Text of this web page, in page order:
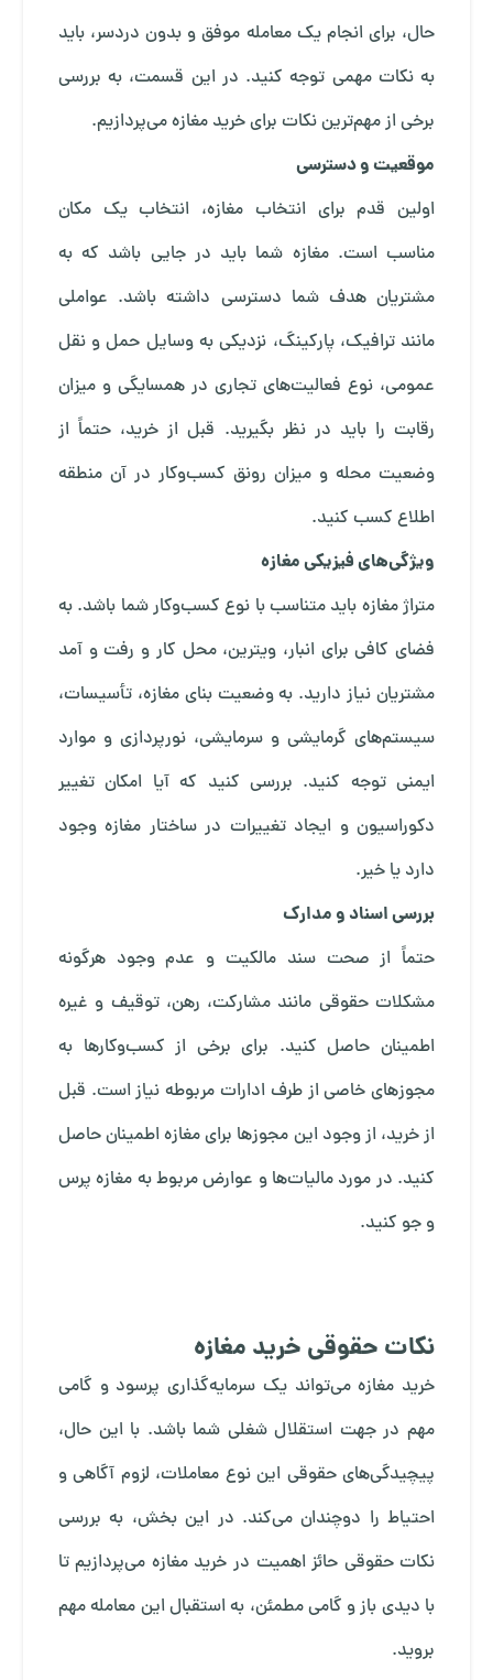
حال، برای انجام یک معامله موفق و بدون دردسر، باید
به نکات مهمی توجه کنید. در این قسمت، به بررسی
برخی از مهم‌ترین نکات برای خرید مغازه می‌پردازیم.
موقعیت و دسترسی
اولین قدم برای انتخاب مغازه، انتخاب یک مکان
مناسب است. مغازه شما باید در جایی باشد که به
مشتریان هدف شما دسترسی داشته باشد. عواملی
مانند ترافیک، پارکینگ، نزدیکی به وسایل حمل و نقل
عمومی، نوع فعالیت‌های تجاری در همسایگی و میزان
رقابت را باید در نظر بگیرید. قبل از خرید، حتماً از
وضعیت محله و میزان رونق کسب‌وکار در آن منطقه
اطلاع کسب کنید.
ویژگی‌های فیزیکی مغازه
متراژ مغازه باید متناسب با نوع کسب‌وکار شما باشد. به
فضای کافی برای انبار، ویترین، محل کار و رفت و آمد
مشتریان نیاز دارید. به وضعیت بنای مغازه، تأسیسات،
سیستم‌های گرمایشی و سرمایشی، نورپردازی و موارد
ایمنی توجه کنید. بررسی کنید که آیا امکان تغییر
دکوراسیون و ایجاد تغییرات در ساختار مغازه وجود
دارد یا خیر.
بررسی اسناد و مدارک
حتماً از صحت سند مالکیت و عدم وجود هرگونه
مشکلات حقوقی مانند مشارکت، رهن، توقیف و غیره
اطمینان حاصل کنید. برای برخی از کسب‌وکارها به
مجوزهای خاصی از طرف ادارات مربوطه نیاز است. قبل
از خرید، از وجود این مجوزها برای مغازه اطمینان حاصل
کنید. در مورد مالیات‌ها و عوارض مربوط به مغازه پرس
و جو کنید.
نکات حقوقی خرید مغازه
خرید مغازه می‌تواند یک سرمایه‌گذاری پرسود و گامی
مهم در جهت استقلال شغلی شما باشد. با این حال،
پیچیدگی‌های حقوقی این نوع معاملات، لزوم آگاهی و
احتیاط را دوچندان می‌کند. در این بخش، به بررسی
نکات حقوقی حائز اهمیت در خرید مغازه می‌پردازیم تا
با دیدی باز و گامی مطمئن، به استقبال این معامله مهم
بروید.